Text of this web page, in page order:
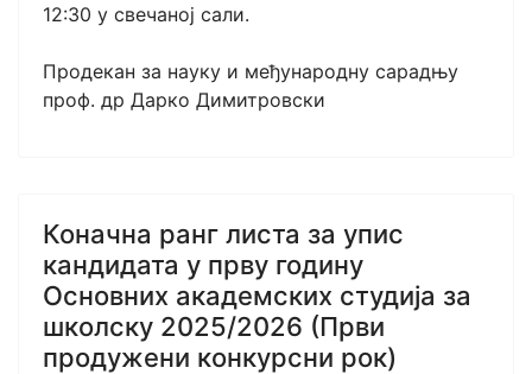
12:30 у свечаној сали.
Продекан за науку и међународну сарадњу
проф. др Дарко Димитровски
Коначна ранг листа за упис
кандидата у прву годину
Основних академских студија за
школску 2025/2026 (Први
продужени конкурсни рок)